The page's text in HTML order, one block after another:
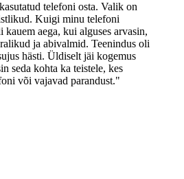
telefoni osta. Valik on
Kuigi minu telefoni
kauem aega, kui alguses arvasin,
ja abivalmid. Teenindus oli
hästi. Üldiselt jäi kogemus
seda kohta ka teistele, kes
või vajavad parandust."